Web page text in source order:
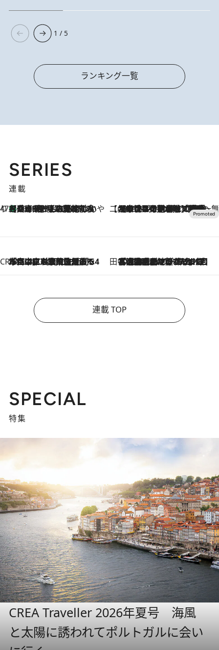
1 / 5
ランキング一覧
SERIES
連載
47都道府県の手みやげ ひんやりスイーツで夏を満喫
2026.8.8
【兵庫県】この夏絶対食べたい 冷やしておいしいおやつ3選 淡路島の恵みをジェラートに集約 【CREA×星野リゾート】唯一無二。癒しと発見が待つ場所へ
2026.8.7
【トンボの足水浴】ヒノキの香りに包まれて涼感マックス！約13℃の湧水かけ流しを避暑地「星野温泉 トンボの湯」で体験
CREA'S CHOICE
2026.8.7
「立川にも歌舞伎があるんだよ」 片岡仁左衛門・市川中車ら豪華座組みで4年目の立川立飛歌舞伎へ 田中稲の勝手に再ブーム
2026.8.7
「湘南乃風に憧れて」観客大盛上がりの“タオル回し”に、ラッパー顔負けの高速歌唱まで…さだまさし（74）のアグレッシブすぎる現在地
連載 TOP
SPECIAL
特集
CREA Traveller 2026年夏号 海風
と太陽に誘われてポルトガルに会い